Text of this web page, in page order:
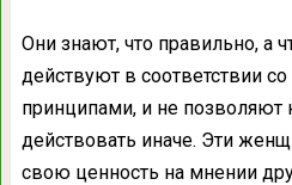
Они знают, что правильно, а
действуют в соответствии
принципами, и не позволяют
действовать иначе. Эти
свою ценность на мнении